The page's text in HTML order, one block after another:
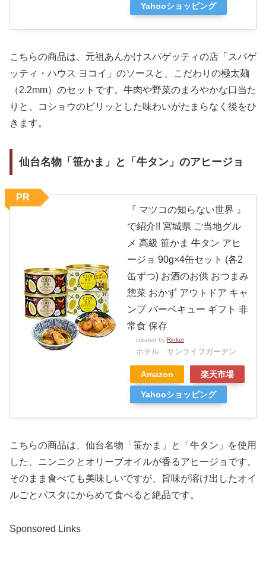
Yahooショッピング
こちらの商品は、元祖あんかけスパゲッティの店「スパゲ
ッティ・ハウス ヨコイ」のソースと、こだわりの極太麺
（2.2mm）のセットです。牛肉や野菜のまろやかな口当た
りと、コショウのピリッとした味わいがたまらなく後をひ
きます。
仙台名物「笹かま」と「牛タン」のアヒージョ
『 マツコの知らない世界 』
で紹介!! 宮城県 ご当地グル
メ 高級 笹かま 牛タン アヒ
ージョ 90g×4缶セット (各2
缶ずつ) お酒のお供 おつまみ
惣菜 おかず アウトドア キャ
ンプ バーベキュー ギフト 非
常食 保存
created by Rinker
ホテル サンライフガーデン
Amazon 楽天市場
Yahooショッピング
PR
こちらの商品は、仙台名物「笹かま」と「牛タン」を使用
した、ニンニクとオリーブオイルが香るアヒージョです。
そのまま食べても美味しいですが、旨味が溶け出したオイ
ルごとパスタにからめて食べると絶品です。
Sponsored Links